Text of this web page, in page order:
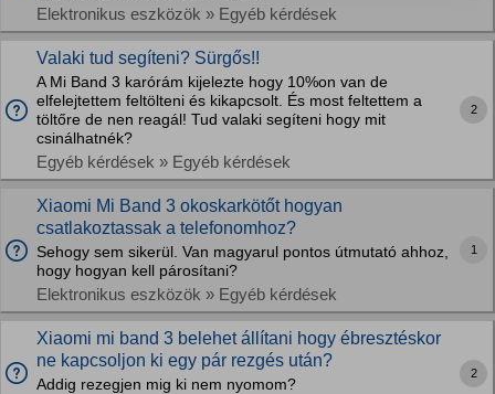
Elektronikus eszközök » Egyéb kérdések
Valaki tud segíteni? Sürgős!!
A Mi Band 3 karórám kijelezte hogy 10%on van de
elfelejtettem feltölteni és kikapcsolt. És most feltettem a
töltőre de nen reagál! Tud valaki segíteni hogy mit
csinálhatnék?
Egyéb kérdések » Egyéb kérdések
2
Xiaomi Mi Band 3 okoskarkötőt hogyan
csatlakoztassak a telefonomhoz?
Sehogy sem sikerül. Van magyarul pontos útmutató ahhoz,
hogy hogyan kell párosítani?
Elektronikus eszközök » Egyéb kérdések
1
Xiaomi mi band 3 belehet állítani hogy ébresztéskor
ne kapcsoljon ki egy pár rezgés után?
Addig rezegjen mig ki nem nyomom?
2